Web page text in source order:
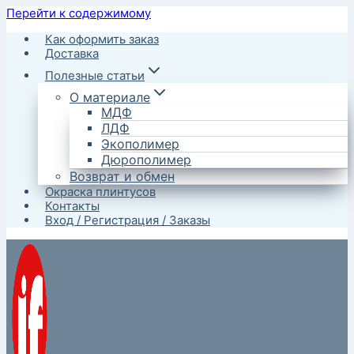
Перейти к содержимому
Как оформить заказ
Доставка
Полезные статьи
О материале
МДФ
ЛДФ
Экополимер
Дюрополимер
Возврат и обмен
Окраска плинтусов
Контакты
Вход / Регистрация / Заказы